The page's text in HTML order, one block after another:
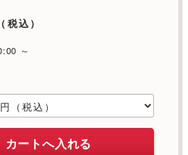
（税込）
～
カートへ入れる